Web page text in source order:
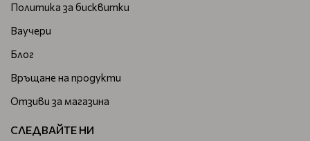
Политика за бисквитки
Ваучери
Блог
Връщане на продукти
Отзиви за магазина
СЛЕДВАЙТЕ НИ